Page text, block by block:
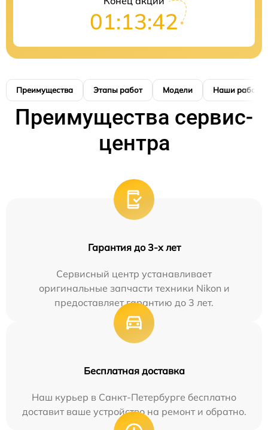
01:13:42
Преимущества Этапы работ Модели Наши работы
Преимущества сервис-
центра
Гарантия до 3-х лет
Сервисный центр устанавливает
оригинальные запчасти техники Nikon и
предоставляет гарантию до 3 лет.
Бесплатная доставка
Наш курьер в Санкт-Петербурге бесплатно
доставит ваше устройство на ремонт и обратно.